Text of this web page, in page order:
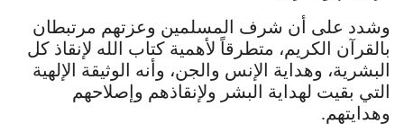
وشدد على أن شرف المسلمين وعزتهم مرتبطان
بالقرآن الكريم، متطرقاً لأهمية كتاب الله لإنقاذ كل
البشرية، وهداية الإنس والجن، وأنه الوثيقة الإلهية
التي بقيت لهداية البشر ولإنقاذهم وإصلاحهم
وهدايتهم.